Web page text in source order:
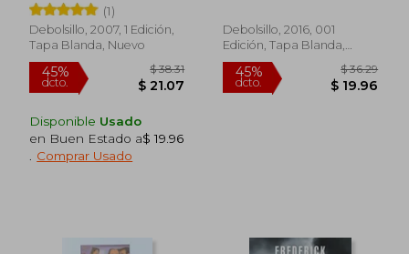
(1)
Debolsillo, 2007, 1 Edición,
Tapa Blanda, Nuevo
Disponible Usado
en Buen Estado a$ 19.96
Comprar Usado
Debolsillo, 2016, 001
Edición, Tapa Blanda,
Usado